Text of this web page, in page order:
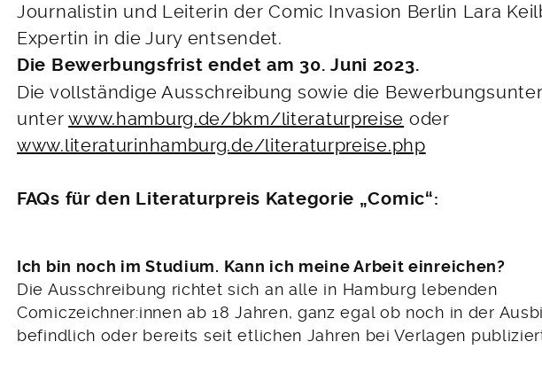
Journalistin und Leiterin der Comic Invasion Berlin Lara
Expertin in die Jury entsendet.
Die Bewerbungsfrist endet am 30. Juni 2023.
Die vollständige Ausschreibung sowie die
unterwww.hamburg.de/bkm/literaturpreise oder
www.literaturinhamburg.de/literaturpreise.php
FAQs für den Literaturpreis Kategorie „Comic“:
Ich bin noch im Studium. Kann ich meine Arbeit einreichen?
Die Ausschreibung richtet sich an alle in Hamburg lebenden
Comiczeichner:innen ab 18 Jahren, ganz egal ob noch in der
befindlich oder bereits seit etlichen Jahren bei Verlagen